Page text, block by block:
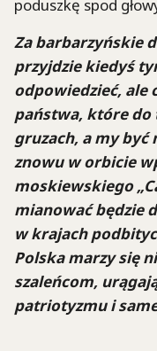
poduszkę spod
Za barbarzyńskie
przyjdzie kiedyś
odpowiedzieć, ale
państwa, które do
gruzach, a my być
znowu w orbicie
moskiewskiego
mianować będzie
w krajach
Polska marzy się
szaleńcom,
patriotyzmu i